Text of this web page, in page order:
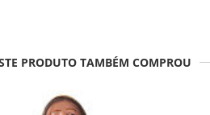
PRODUTO TAMBÉM COMPROU